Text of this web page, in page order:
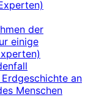
der
einige
an
Menschen